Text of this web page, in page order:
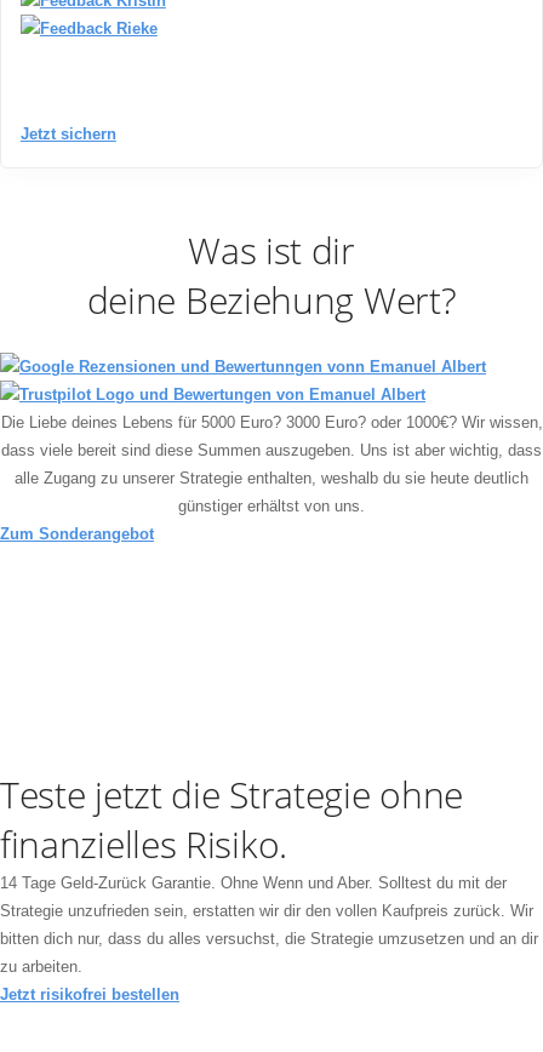
Jetzt sichern
Was ist dir
deine Beziehung Wert?
Die Liebe deines Lebens für 5000 Euro? 3000 Euro? oder 1000€? Wir wissen,
dass viele bereit sind diese Summen auszugeben. Uns ist aber wichtig, dass
alle Zugang zu unserer Strategie enthalten, weshalb du sie heute deutlich
günstiger erhältst von uns.
Zum Sonderangebot
Teste jetzt die Strategie ohne
finanzielles Risiko.
14 Tage Geld-Zurück Garantie. Ohne Wenn und Aber. Solltest du mit der
Strategie unzufrieden sein, erstatten wir dir den vollen Kaufpreis zurück. Wir
bitten dich nur, dass du alles versuchst, die Strategie umzusetzen und an dir
zu arbeiten.
Jetzt risikofrei bestellen